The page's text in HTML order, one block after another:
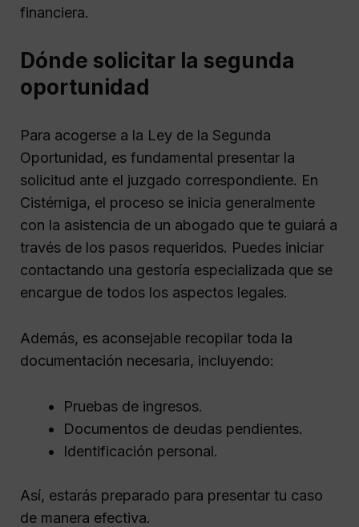
financiera.
Dónde solicitar la segunda
oportunidad
Para acogerse a la Ley de la Segunda
Oportunidad, es fundamental presentar la
solicitud ante el juzgado correspondiente. En
Cistérniga, el proceso se inicia generalmente
con la asistencia de un abogado que te guiará a
través de los pasos requeridos. Puedes iniciar
contactando una gestoría especializada que se
encargue de todos los aspectos legales.
Además, es aconsejable recopilar toda la
documentación necesaria, incluyendo:
Pruebas de ingresos.
Documentos de deudas pendientes.
Identificación personal.
Así, estarás preparado para presentar tu caso
de manera efectiva.